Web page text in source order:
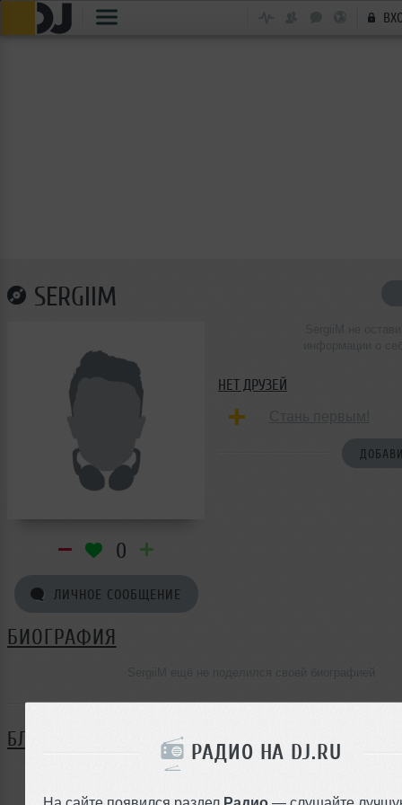
РАДИО НА DJ.RU
На сайте появился раздел Радио — слушайте
SERGIIM
0
ЛИЧНОЕ СООБЩЕНИЕ
НЕТ ДРУЗЕЙ
БИОГРАФИЯ
БЛОГ